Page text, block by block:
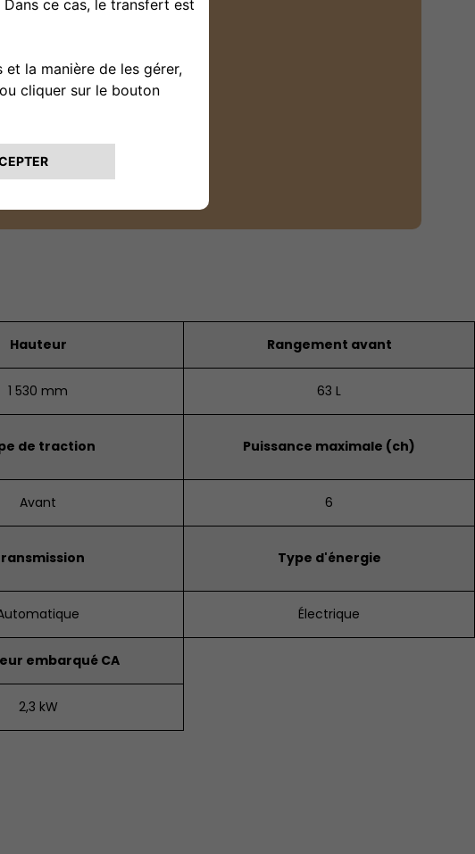
Hauteur Rangement avant
1 530 mm 63 L
de traction Puissance maximale (ch)
Avant 6
Type d'énergie
Électrique
embarqué CA
2,3 kW